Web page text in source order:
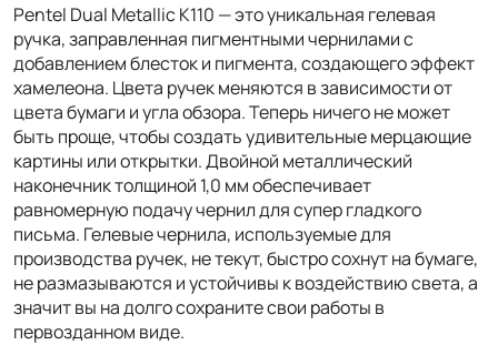
Pentel Dual Metallic K110 — это уникальная гелевая
ручка, заправленная пигментными чернилами с
добавлением блесток и пигмента, создающего эффект
хамелеона. Цвета ручек меняются в зависимости от
цвета бумаги и угла обзора. Теперь ничего не может
быть проще, чтобы создать удивительные мерцающие
картины или открытки. Двойной металлический
наконечник толщиной 1,0 мм обеспечивает
равномерную подачу чернил для супер гладкого
письма. Гелевые чернила, используемые для
производства ручек, не текут, быстро сохнут на бумаге,
не размазываются и устойчивы к воздействию света, а
значит вы на долго сохраните свои работы в
первозданном виде.